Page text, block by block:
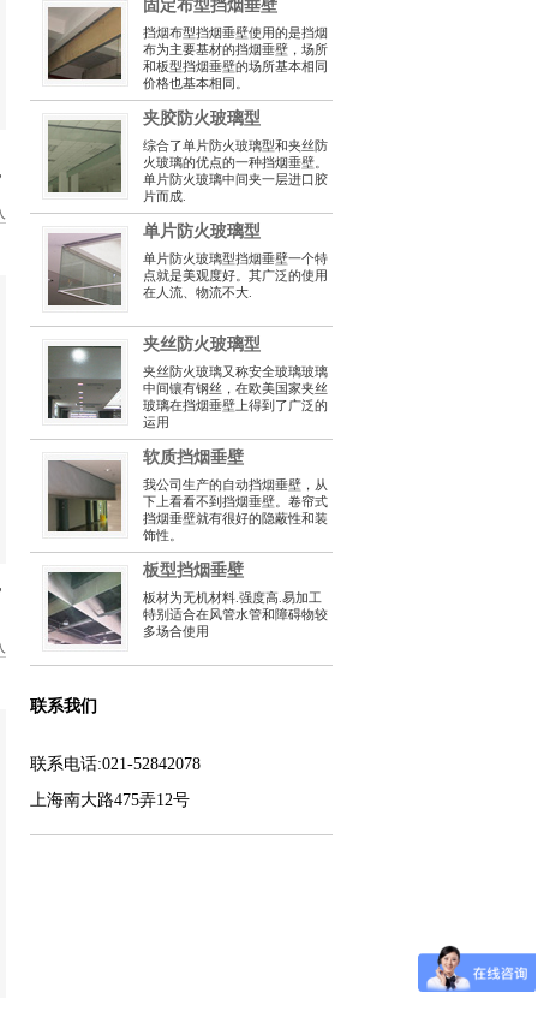
固定布型挡烟垂壁
挡烟布型挡烟垂壁使用的是挡烟
布为主要基材的挡烟垂壁，场所
和板型挡烟垂壁的场所基本相同
价格也基本相同。
夹胶防火玻璃型
综合了单片防火玻璃型和夹丝防
火玻璃的优点的一种挡烟垂壁。
单片防火玻璃中间夹一层进口胶
片而成.
单片防火玻璃型
单片防火玻璃型挡烟垂壁一个特
点就是美观度好。其广泛的使用
在人流、物流不大.
夹丝防火玻璃型
夹丝防火玻璃又称安全玻璃玻璃
中间镶有钢丝，在欧美国家夹丝
玻璃在挡烟垂壁上得到了广泛的
运用
软质挡烟垂壁
我公司生产的自动挡烟垂壁，从
下上看看不到挡烟垂壁。卷帘式
挡烟垂壁就有很好的隐蔽性和装
饰性。
板型挡烟垂壁
板材为无机材料.强度高.易加工
特别适合在风管水管和障碍物较
多场合使用
联系我们
联系电话:021-52842078
上海南大路475弄12号